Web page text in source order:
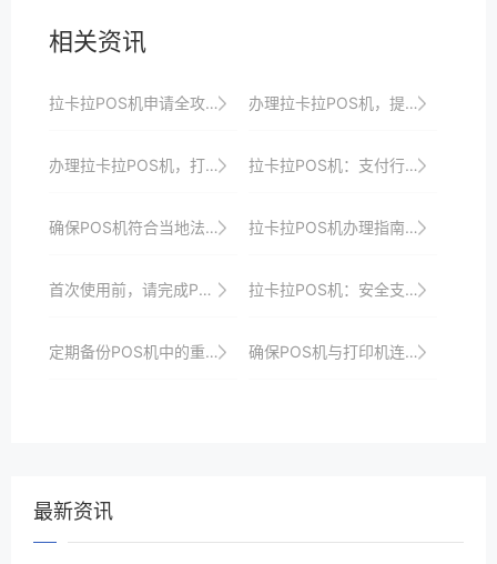
相关资讯
拉卡拉POS机申请全攻略：从申请到使用的全方位指导 办理拉卡拉POS机，提升商家收银效率与品牌形象，开启线上线下融合收银新时代
办理拉卡拉POS机，打造智能、便捷、安全的收银系统，引领支付行业新风尚 拉卡拉POS机：支付行业的创新典范
确保POS机符合当地法律法规要求，避免违规操作。 拉卡拉POS机办理指南：从零到一轻松掌握收银新技能，打造智能化收银新时代
首次使用前，请完成POS机的初始化设置。 拉卡拉POS机：安全支付，为商家保驾护航
定期备份POS机中的重要数据，以防数据丢失。 确保POS机与打印机连接正常，避免打印错误。
最新资讯